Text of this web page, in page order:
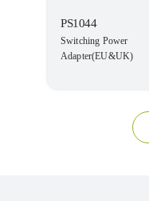
PS1044
Switching Power
Adapter(EU&UK)